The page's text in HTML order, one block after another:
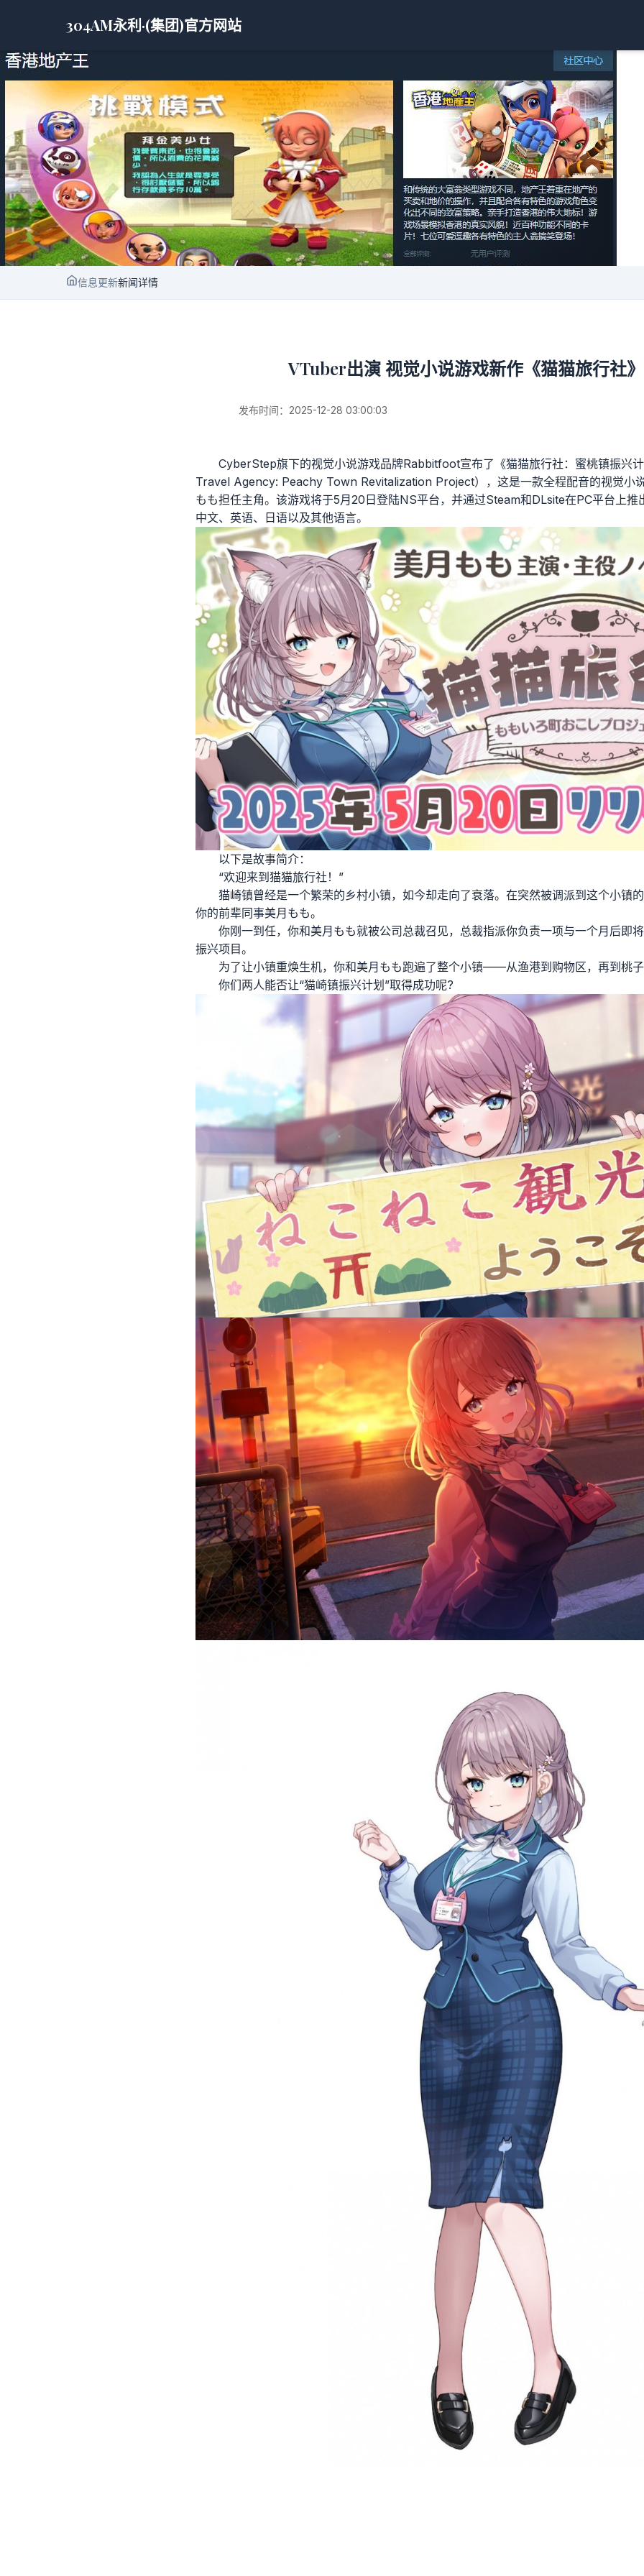
304AM永利·(集团)官方网站
信息更新新闻详情
VTuber出演 视觉小说游戏新作《猫猫旅行社
发布时间：2025-12-28 03:00:03
CyberStep旗下的视觉小说游戏品牌Rabbitfoot宣布了《猫猫旅行社：蜜桃镇振兴
Travel Agency: Peachy Town Revitalization Project），这是一款全程配音的视觉小
もも担任主角。该游戏将于5月20日登陆NS平台，并通过Steam和DLsite在PC平台上推
中文、英语、日语以及其他语言。
以下是故事简介：
“欢迎来到猫猫旅行社！”
猫崎镇曾经是一个繁荣的乡村小镇，如今却走向了衰落。在突然被调派到这个小镇
你的前辈同事美月もも。
你刚一到任，你和美月もも就被公司总裁召见，总裁指派你负责一项与一个月后即
振兴项目。
为了让小镇重焕生机，你和美月もも跑遍了整个小镇——从渔港到购物区，再到桃
你们两人能否让“猫崎镇振兴计划”取得成功呢?